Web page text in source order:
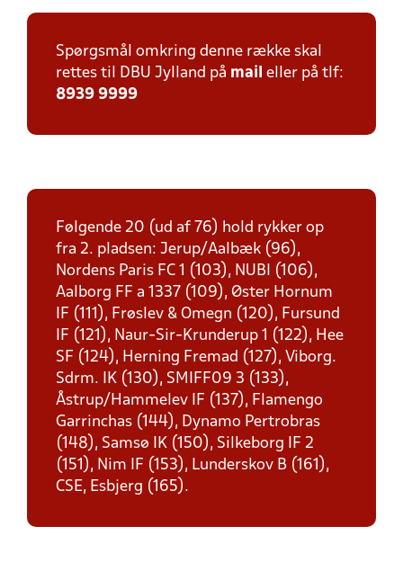
Spørgsmål omkring denne række skal
rettes til DBU Jylland på mail eller på tlf:
8939 9999
Følgende 20 (ud af 76) hold rykker op
fra 2. pladsen: Jerup/Aalbæk (96),
Nordens Paris FC 1 (103), NUBI (106),
Aalborg FF a 1337 (109), Øster Hornum
IF (111), Frøslev & Omegn (120), Fursund
IF (121), Naur-Sir-Krunderup 1 (122), Hee
SF (124), Herning Fremad (127), Viborg.
Sdrm. IK (130), SMIFF09 3 (133),
Åstrup/Hammelev IF (137), Flamengo
Garrinchas (144), Dynamo Pertrobras
(148), Samsø IK (150), Silkeborg IF 2
(151), Nim IF (153), Lunderskov B (161),
CSE, Esbjerg (165).